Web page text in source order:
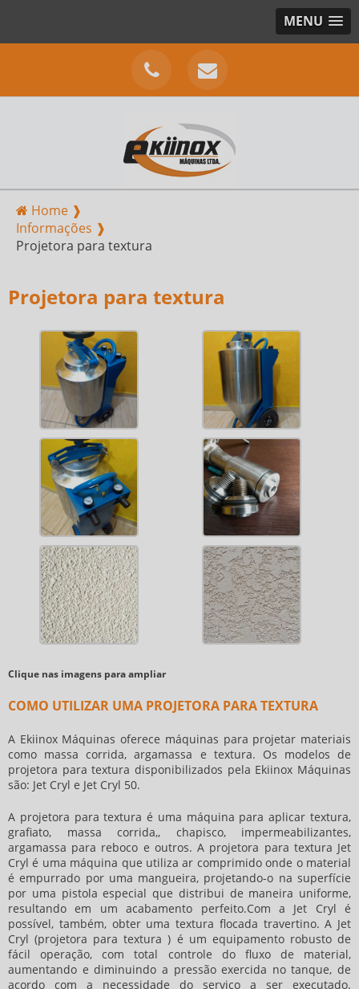
MENU
Home ❱
Informações ❱
Projetora para textura
Projetora para textura
Clique nas imagens para ampliar
COMO UTILIZAR UMA PROJETORA PARA TEXTURA
A Ekiinox Máquinas oferece máquinas para projetar materiais
como massa corrida, argamassa e textura. Os modelos de
projetora para textura disponibilizados pela Ekiinox Máquinas
são: Jet Cryl e Jet Cryl 50.
A projetora para textura é uma máquina para aplicar textura,
grafiato, massa corrida,, chapisco, impermeabilizantes,
argamassa para reboco e outros. A projetora para textura Jet
Cryl é uma máquina que utiliza ar comprimido onde o material
é empurrado por uma mangueira, projetando-o na superfície
por uma pistola especial que distribui de maneira uniforme,
resultando em um acabamento perfeito.Com a Jet Cryl é
possível, também, obter uma textura flocada travertino. A Jet
Cryl (projetora para textura ) é um equipamento robusto de
fácil operação, com total controle do fluxo de material,
aumentando e diminuindo a pressão exercida no tanque, de
acordo com a necessidade do serviço a ser executado.